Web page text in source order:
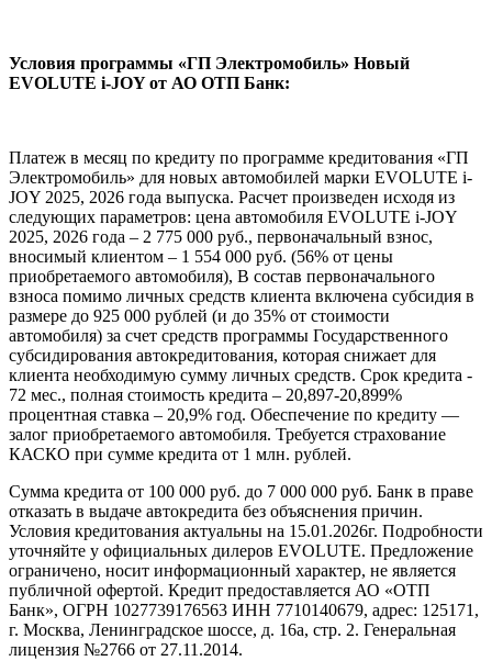
Условия программы «ГП Электромобиль» Новый
EVOLUTE i‑JOY от АО ОТП Банк:
Платеж в месяц по кредиту по программе кредитования «ГП
Электромобиль» для новых автомобилей марки EVOLUTE i-
JOY 2025, 2026 года выпуска. Расчет произведен исходя из
следующих параметров: цена автомобиля EVOLUTE i-JOY
2025, 2026 года – 2 775 000 руб., первоначальный взнос,
вносимый клиентом – 1 554 000 руб. (56% от цены
приобретаемого автомобиля), В состав первоначального
взноса помимо личных средств клиента включена субсидия в
размере до 925 000 рублей (и до 35% от стоимости
автомобиля) за счет средств программы Государственного
субсидирования автокредитования, которая снижает для
клиента необходимую сумму личных средств. Срок кредита -
72 мес., полная стоимость кредита – 20,897-20,899%
процентная ставка – 20,9% год. Обеспечение по кредиту —
залог приобретаемого автомобиля. Требуется страхование
КАСКО при сумме кредита от 1 млн. рублей.
Сумма кредита от 100 000 руб. до 7 000 000 руб. Банк в праве
отказать в выдаче автокредита без объяснения причин.
Условия кредитования актуальны на 15.01.2026г. Подробности
уточняйте у официальных дилеров EVOLUTE. Предложение
ограничено, носит информационный характер, не является
публичной офертой. Кредит предоставляется АО «ОТП
Банк», ОГРН 1027739176563 ИНН 7710140679, адрес: 125171,
г. Москва, Ленинградское шоссе, д. 16а, стр. 2. Генеральная
лицензия №2766 от 27.11.2014.